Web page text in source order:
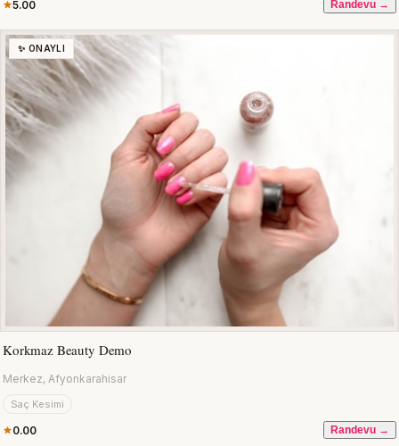
5.00 Randevu →
✨ ONAYLI
Korkmaz Beauty Demo
Merkez, Afyonkarahisar
Saç Kesimi
0.00 Randevu →